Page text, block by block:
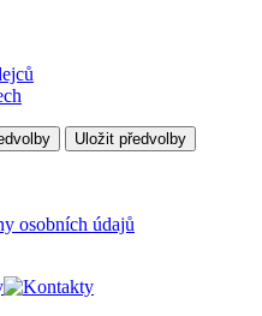
Uložit předvolby
osobních údajů